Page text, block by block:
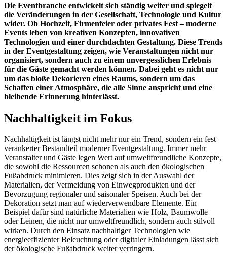
Die Eventbranche entwickelt sich ständig weiter und spiegelt
die Veränderungen in der Gesellschaft, Technologie und Kultur
wider. Ob Hochzeit, Firmenfeier oder privates Fest – moderne
Events leben von kreativen Konzepten, innovativen
Technologien und einer durchdachten Gestaltung. Diese Trends
in der Eventgestaltung zeigen, wie Veranstaltungen nicht nur
organisiert, sondern auch zu einem unvergesslichen Erlebnis
für die Gäste gemacht werden können. Dabei geht es nicht nur
um das bloße Dekorieren eines Raums, sondern um das
Schaffen einer Atmosphäre, die alle Sinne anspricht und eine
bleibende Erinnerung hinterlässt.
Nachhaltigkeit im Fokus
Nachhaltigkeit ist längst nicht mehr nur ein Trend, sondern ein fest
verankerter Bestandteil moderner Eventgestaltung. Immer mehr
Veranstalter und Gäste legen Wert auf umweltfreundliche Konzepte,
die sowohl die Ressourcen schonen als auch den ökologischen
Fußabdruck minimieren. Dies zeigt sich in der Auswahl der
Materialien, der Vermeidung von Einwegprodukten und der
Bevorzugung regionaler und saisonaler Speisen. Auch bei der
Dekoration setzt man auf wiederverwendbare Elemente. Ein
Beispiel dafür sind natürliche Materialien wie Holz, Baumwolle
oder Leinen, die nicht nur umweltfreundlich, sondern auch stilvoll
wirken. Durch den Einsatz nachhaltiger Technologien wie
energieeffizienter Beleuchtung oder digitaler Einladungen lässt sich
der ökologische Fußabdruck weiter verringern.